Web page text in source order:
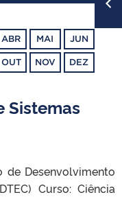
ABR MAI JUN
OUT NOV DEZ
Sistemas
de Desenvolvimento
Curso: Ciência